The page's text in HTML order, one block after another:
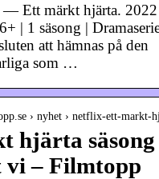
— Ett märkt hjärta. 2022
| 1 säsong |
att hämnas på den
som …
› nyhet › netflix-ett-markt-
hjärta säsong
vi – Filmtopp